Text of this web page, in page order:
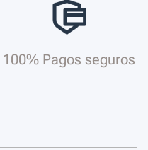
100% Pagos seguros